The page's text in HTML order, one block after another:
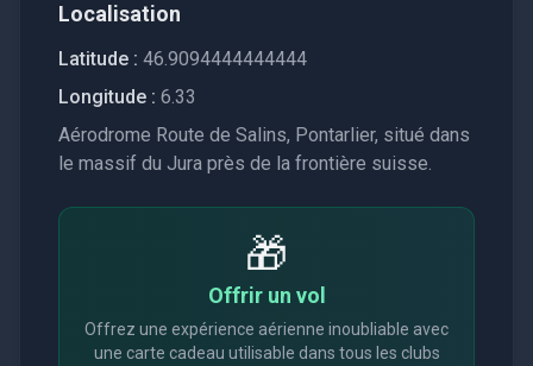
Localisation
Latitude : 46.9094444444444
Longitude : 6.33
Aérodrome Route de Salins, Pontarlier, situé dans
le massif du Jura près de la frontière suisse.
🎁
Offrir un vol
Offrez une expérience aérienne inoubliable avec
une carte cadeau utilisable dans tous les clubs